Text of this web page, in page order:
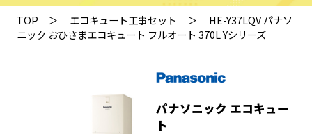
TOP エコキュート工事セット
HE-Y37LQV パナソ
ニック おひさまエコキュート フルオート 370L Yシリーズ
パナソニック エコキュー
ト